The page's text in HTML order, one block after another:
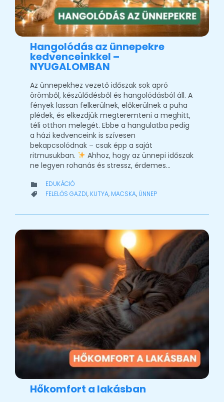
Hangolódás az ünnepekre
kedvenceinkkel –
NYUGALOMBAN
Az ünnepekhez vezető időszak sok apró
örömből, készülődésből és hangolódásból áll. A
fények lassan felkerülnek, előkerülnek a puha
plédek, és elkezdjük megteremteni a meghitt,
téli otthon melegét. Ebbe a hangulatba pedig
a házi kedvenceink is szívesen
bekapcsolódnak – csak épp a saját
ritmusukban.
Ahhoz, hogy az ünnepi időszak
ne legyen rohanás és stressz, érdemes…
 CATEGORY
EDUKÁCIÓ
 CATEGORY
FELELŐS GAZDI, KUTYA, MACSKA, ÜNNEP
Hőkomfort a lakásban